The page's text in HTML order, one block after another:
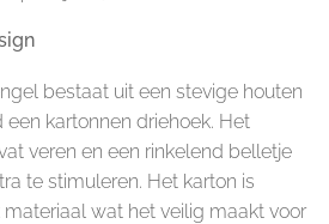
bestaat uit een stevige houten
kartonnen driehoek. Het
veren en een rinkelend belletje
te stimuleren. Het karton is
wat het veilig maakt voor